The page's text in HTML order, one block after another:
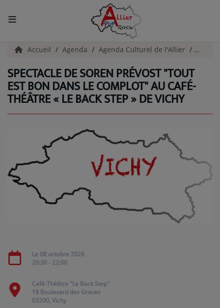
ACCUEIL
Actualités
INFOS - ALLIER
INFOS POP ROCK
La Radio
EMISSIONS
PODCASTS
Agenda
Accueil Agenda Agenda Culturel de l'Allier
SPECTACLE DE SOREN PRÉVOST "TOUT
EST BON DANS LE COMPLOT" AU CAFÉ-
THÉÂTRE « LE BACK STEP » DE VICHY
Le 08 octobre 2026
20:30 - 22:00
Café-Théâtre "Le Back Step"
18 Boulevard des Graves
03200, Vichy